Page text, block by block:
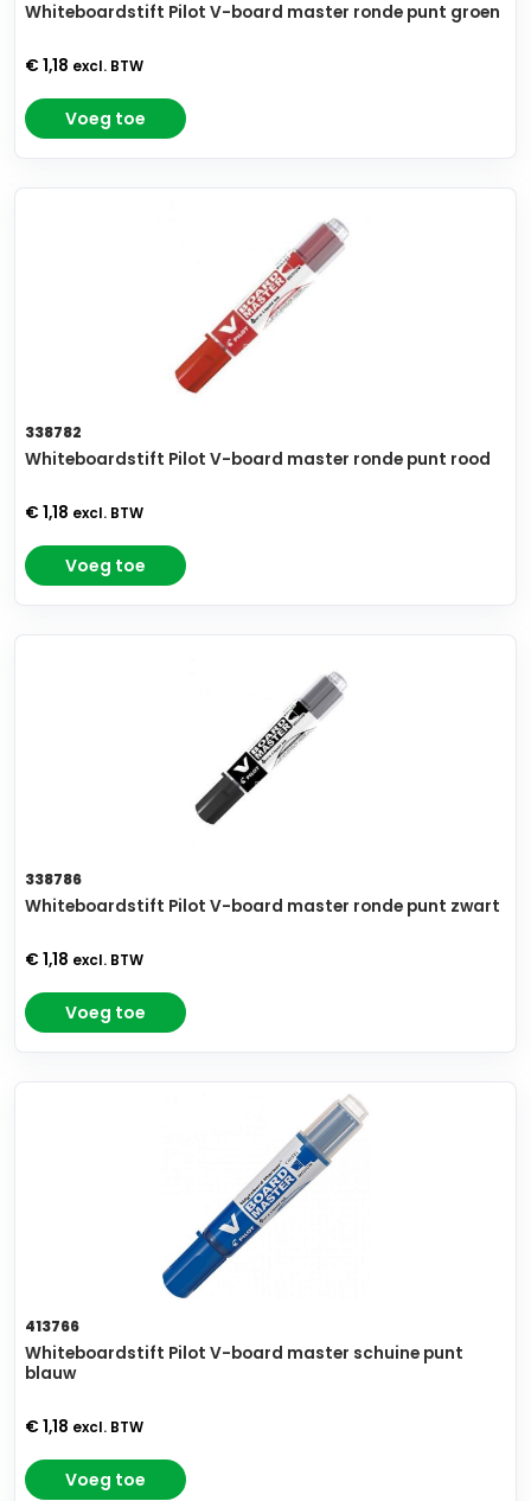
Whiteboardstift Pilot V-board master ronde punt groen
€ 1,18 excl. BTW
Voeg toe
338782
Whiteboardstift Pilot V-board master ronde punt rood
€ 1,18 excl. BTW
Voeg toe
338786
Whiteboardstift Pilot V-board master ronde punt zwart
€ 1,18 excl. BTW
Voeg toe
413766
Whiteboardstift Pilot V-board master schuine punt
blauw
€ 1,18 excl. BTW
Voeg toe